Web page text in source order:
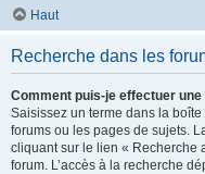
Haut
Recherche dans les
Comment puis-je effectuer
Saisissez un terme dans la
forums ou les pages de sujets.
cliquant sur le lien « Recherche
forum. L’accès à la recherche